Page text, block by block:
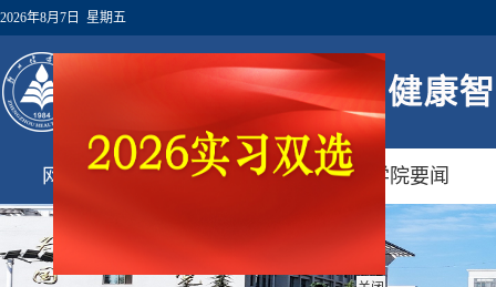
2026年8月7日 星期五
网站首页 学院概况 学院要闻